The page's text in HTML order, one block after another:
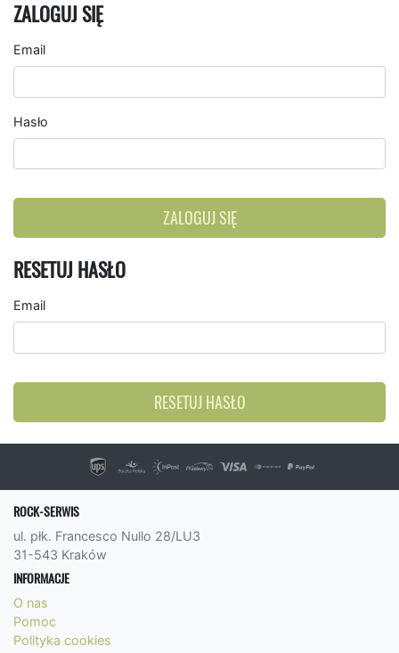
ZALOGUJ SIĘ
Email
Hasło
ZALOGUJ SIĘ
RESETUJ HASŁO
Email
RESETUJ HASŁO
ROCK-SERWIS
ul. płk. Francesco Nullo 28/LU3
31-543 Kraków
INFORMACJE
O nas
Pomoc
Polityka cookies